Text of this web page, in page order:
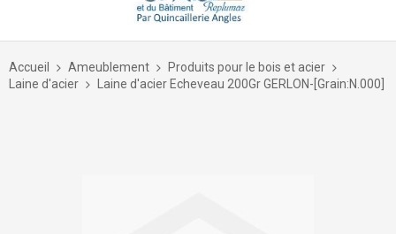
Allez
contenu
Accueil Ameublement
Produits pour le bois et acier
Laine d'acier
Laine d'acier Echeveau 200Gr GERLON-[Grain:N.000]